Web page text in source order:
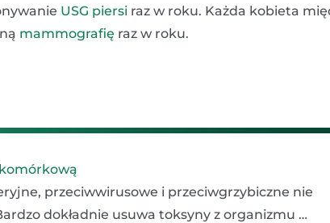
USG piersi raz w roku. Każda kobieta
mammografię raz w roku.
przeciwwirusowe i przeciwgrzybiczne nie
dokładnie usuwa toksyny z organizmu …